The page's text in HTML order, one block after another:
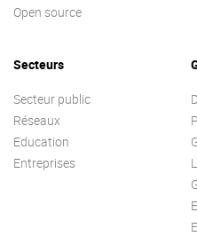
Open source
Secteurs
Secteur public
Réseaux
Education
Entreprises